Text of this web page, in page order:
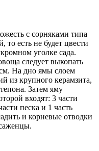
с сорняками типа
то есть не будет цвести
уголке сада.
следует выкопать
На дно ямы слоем
из крупного керамзита,
Затем яму
входят: 3 части
песка и 1 часть
и корневые отводки